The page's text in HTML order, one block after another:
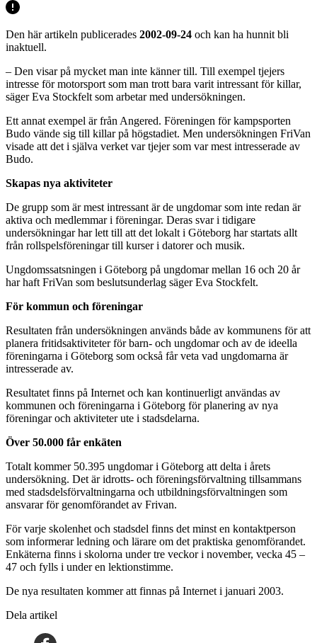
Den här artikeln publicerades 2002-09-24 och kan ha hunnit bli
inaktuell.
– Den visar på mycket man inte känner till. Till exempel tjejers
intresse för motorsport som man trott bara varit intressant för killar,
säger Eva Stockfelt som arbetar med undersökningen.
Ett annat exempel är från Angered. Föreningen för kampsporten
Budo vände sig till killar på högstadiet. Men undersökningen FriVan
visade att det i själva verket var tjejer som var mest intresserade av
Budo.
Skapas nya aktiviteter
De grupp som är mest intressant är de ungdomar som inte redan är
aktiva och medlemmar i föreningar. Deras svar i tidigare
undersökningar har lett till att det lokalt i Göteborg har startats allt
från rollspelsföreningar till kurser i datorer och musik.
Ungdomssatsningen i Göteborg på ungdomar mellan 16 och 20 år
har haft FriVan som beslutsunderlag säger Eva Stockfelt.
För kommun och föreningar
Resultaten från undersökningen används både av kommunens för att
planera fritidsaktiviteter för barn- och ungdomar och av de ideella
föreningarna i Göteborg som också får veta vad ungdomarna är
intresserade av.
Resultatet finns på Internet och kan kontinuerligt användas av
kommunen och föreningarna i Göteborg för planering av nya
föreningar och aktiviteter ute i stadsdelarna.
Över 50.000 får enkäten
Totalt kommer 50.395 ungdomar i Göteborg att delta i årets
undersökning. Det är idrotts- och föreningsförvaltning tillsammans
med stadsdelsförvaltningarna och utbildningsförvaltningen som
ansvarar för genomförandet av Frivan.
För varje skolenhet och stadsdel finns det minst en kontaktperson
som informerar ledning och lärare om det praktiska genomförandet.
Enkäterna finns i skolorna under tre veckor i november, vecka 45 –
47 och fylls i under en lektionstimme.
De nya resultaten kommer att finnas på Internet i januari 2003.
Dela artikel